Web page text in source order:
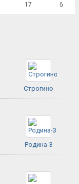
17 6
Строгино
Родина-3